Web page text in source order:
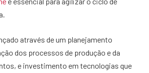
através de um planejamento
dos processos de produção e da
e investimento em tecnologias que